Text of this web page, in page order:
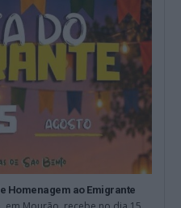
Homenagem ao Emigrante